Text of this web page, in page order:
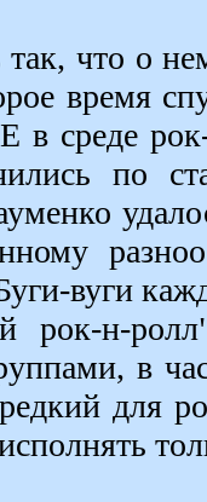
что о
время
среде рок-
по
вуги
рок-н-
в
для